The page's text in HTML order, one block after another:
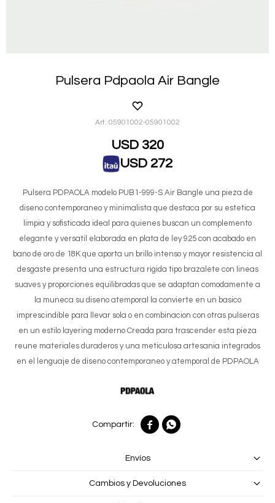
Pulsera Pdpaola Air Bangle
05901002-05901002
USD 320
USD 272
Pulsera PDPAOLA modelo PUB1-999-S Air Bangle una pieza de
diseno contemporaneo y minimalista que destaca por su estetica
limpia y sofisticada ideal para quienes buscan un complemento
elegante y versatil elaborada en plata de ley 925 con acabado en
bano de oro de 18K que aporta un brillo intenso y mayor resistencia al
desgaste presenta una estructura rigida tipo brazalete con lineas
suaves y proporciones equilibradas que se adaptan comodamente a
la muneca su diseno atemporal la convierte en un basico
imprescindible para llevar sola o en combinacion con otras pulseras
en un estilo layering moderno Creada para trascender esta pieza
reune materiales duraderos y una meticulosa artesania integrados
en el lenguaje de diseno contemporaneo y atemporal de PDPAOLA
 
Envíos
Cambios y Devoluciones